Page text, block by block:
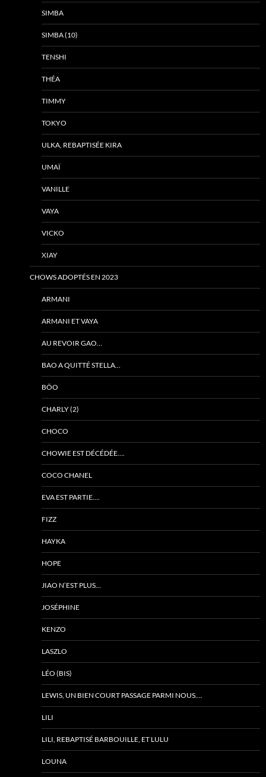
SIMBA
SIMBA (10)
TENSHI
THÉA
TIMMY
TOKYO
ULKA, REBAPTISÉE KIRA
UMAÏ
VANILLE
VAYA
VICKO
XIAY
CHOWS ADOPTÉS EN 2023
ARMANI
ARMANI ET VAYA
AU REVOIR GAO…
BAO A QUITTÉ STELLA…
BÔO
CHARLY (2)
CHOCO
CHOWIE EST DÉCÉDÉE….
COCO CHANEL
EVA EST PARTIE….
FIZZ
HAYKA
HOPE
JIAO N’EST PLUS…
JOSÉPHINE
KENZO
LASZLO
LÉO (BIS)
LEWIS, UN BIEN COURT PASSAGE PARMI NOUS….
LILI
LILI, REBAPTISÉ BARBOUILLE, ET LULU
LOUNA